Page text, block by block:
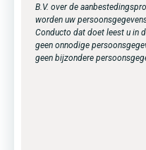
B.V. over de
worden uw
Conducto dat doet leest u in
geen onnodige
geen bijzondere